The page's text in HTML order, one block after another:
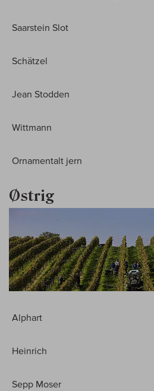
Saarstein Slot
Schätzel
Jean Stodden
Wittmann
Ornamentalt jern
Østrig
Alphart
Heinrich
Sepp Moser